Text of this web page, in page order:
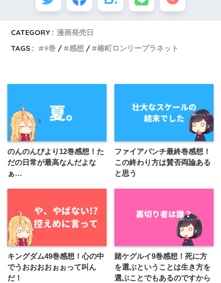
CATEGORY : 漫画発売日
TAGS :
9巻 感想 椿町ロンリープラネット
のんのんびより12巻感想！た
だの日常が最高なんだよな
ぁ…
ファイアパンチ最終巻感想！
この終わり方は賛否両論ある
と思う
キングダム49巻感想！心の中
でうおおおおぉぉって叫ん
だ！
賭ケグルイ9巻感想！死に方
を選ぶということは生き方を
選ぶことでもあるのですから